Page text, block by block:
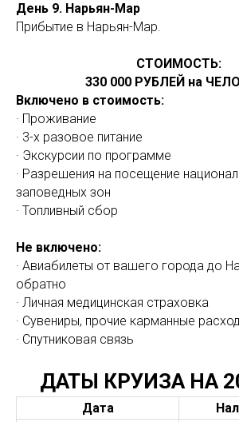
День 9. Нарьян-Мар
Прибытие в Нарьян-Мар.
СТОИМОСТЬ:
330 000 РУБЛЕЙ на
Включено в стоимость:
· Проживание
· 3-х разовое питание
· Экскурсии по программе
· Разрешения на посещение
заповедных зон
· Топливный сбор
Не включено:
· Авиабилеты от вашего города до
обратно
· Личная медицинская страховка
· Сувениры, прочие карманные
· Спутниковая связь
ДАТЫ КРУИЗА НА
Дата